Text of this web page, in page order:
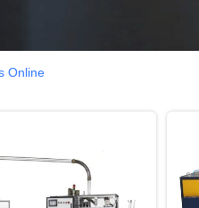
Online